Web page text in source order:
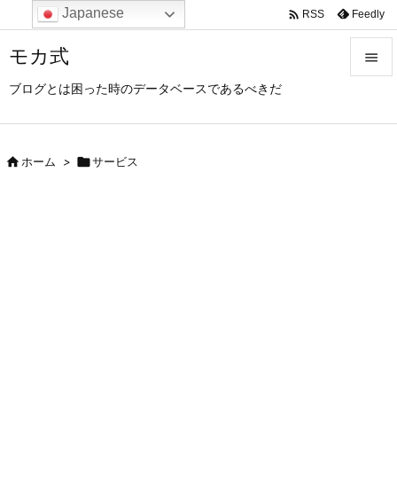
モカ式
ブログとは困った時のデータベースであるべきだ

 RSS Feedly
ホーム > サービス
Japanese